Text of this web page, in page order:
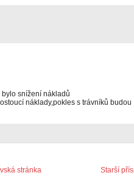
snížení nákladů
náklady,pokles s trávníků budou
Starší
stránka